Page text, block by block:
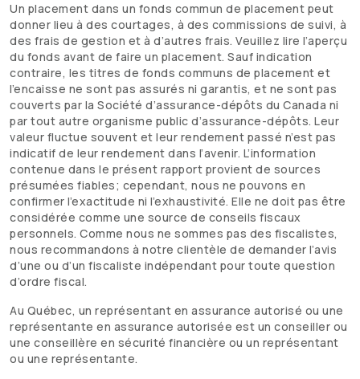
Un placement dans un fonds commun de placement peut
donner lieu à des courtages, à des commissions de suivi, à
des frais de gestion et à d’autres frais. Veuillez lire l’aperçu
du fonds avant de faire un placement. Sauf indication
contraire, les titres de fonds communs de placement et
l’encaisse ne sont pas assurés ni garantis, et ne sont pas
couverts par la Société d’assurance-dépôts du Canada ni
par tout autre organisme public d’assurance-dépôts. Leur
valeur fluctue souvent et leur rendement passé n’est pas
indicatif de leur rendement dans l’avenir. L’information
contenue dans le présent rapport provient de sources
présumées fiables; cependant, nous ne pouvons en
confirmer l’exactitude ni l’exhaustivité. Elle ne doit pas être
considérée comme une source de conseils fiscaux
personnels. Comme nous ne sommes pas des fiscalistes,
nous recommandons à notre clientèle de demander l’avis
d’une ou d’un fiscaliste indépendant pour toute question
d’ordre fiscal.
Au Québec, un représentant en assurance autorisé ou une
représentante en assurance autorisée est un conseiller ou
une conseillère en sécurité financière ou un représentant
ou une représentante.